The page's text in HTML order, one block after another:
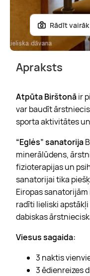
Rādīt
Apraksts
Atpūta Birštonāir
var baudīt
sporta aktivitātes
“Eglės” sanatorija
minerālūdens,
fizioterapijas un
sanatorijai tika
Eiropas
radīti lieliski
dabiskas
Viesus sagaida:
3 naktis
3 ēdienreizes